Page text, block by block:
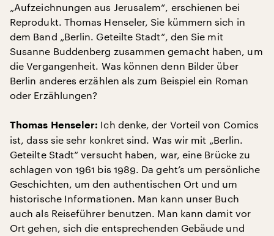
„Aufzeichnungen aus Jerusalem“, erschienen bei
Reprodukt. Thomas Henseler, Sie kümmern sich in
dem Band „Berlin. Geteilte Stadt“, den Sie mit
Susanne Buddenberg zusammen gemacht haben, um
die Vergangenheit. Was können denn Bilder über
Berlin anderes erzählen als zum Beispiel ein Roman
oder Erzählungen?
Thomas Henseler: Ich denke, der Vorteil von Comics
ist, dass sie sehr konkret sind. Was wir mit „Berlin.
Geteilte Stadt“ versucht haben, war, eine Brücke zu
schlagen von 1961 bis 1989. Da geht’s um persönliche
Geschichten, um den authentischen Ort und um
historische Informationen. Man kann unser Buch
auch als Reiseführer benutzen. Man kann damit vor
Ort gehen, sich die entsprechenden Gebäude und